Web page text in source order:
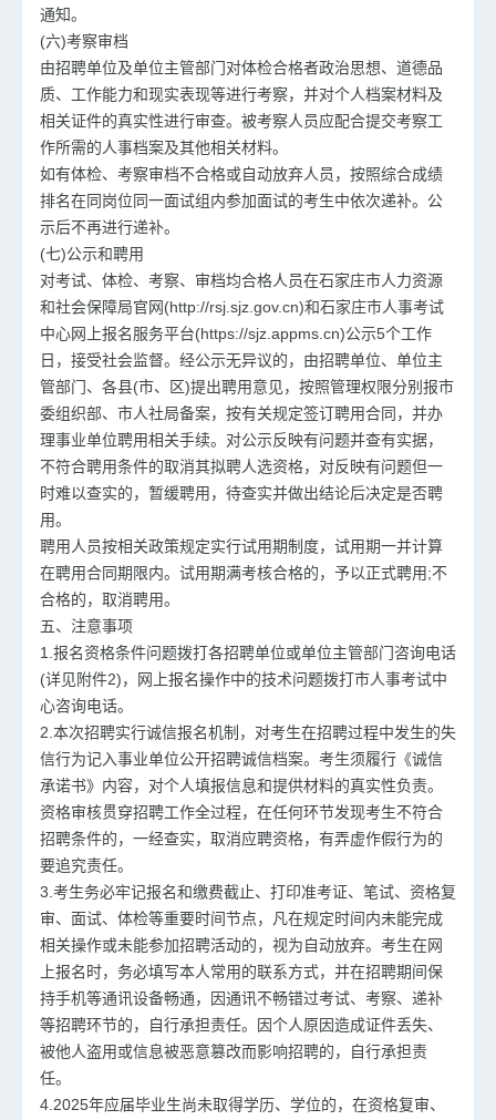
通知。
(六)考察审档
由招聘单位及单位主管部门对体检合格者政治思想、道德品
质、工作能力和现实表现等进行考察，并对个人档案材料及
相关证件的真实性进行审查。被考察人员应配合提交考察工
作所需的人事档案及其他相关材料。
如有体检、考察审档不合格或自动放弃人员，按照综合成绩
排名在同岗位同一面试组内参加面试的考生中依次递补。公
示后不再进行递补。
(七)公示和聘用
对考试、体检、考察、审档均合格人员在石家庄市人力资源
和社会保障局官网(http://rsj.sjz.gov.cn)和石家庄市人事考试
中心网上报名服务平台(https://sjz.appms.cn)公示5个工作
日，接受社会监督。经公示无异议的，由招聘单位、单位主
管部门、各县(市、区)提出聘用意见，按照管理权限分别报市
委组织部、市人社局备案，按有关规定签订聘用合同，并办
理事业单位聘用相关手续。对公示反映有问题并查有实据，
不符合聘用条件的取消其拟聘人选资格，对反映有问题但一
时难以查实的，暂缓聘用，待查实并做出结论后决定是否聘
用。
聘用人员按相关政策规定实行试用期制度，试用期一并计算
在聘用合同期限内。试用期满考核合格的，予以正式聘用;不
合格的，取消聘用。
五、注意事项
1.报名资格条件问题拨打各招聘单位或单位主管部门咨询电话
(详见附件2)，网上报名操作中的技术问题拨打市人事考试中
心咨询电话。
2.本次招聘实行诚信报名机制，对考生在招聘过程中发生的失
信行为记入事业单位公开招聘诚信档案。考生须履行《诚信
承诺书》内容，对个人填报信息和提供材料的真实性负责。
资格审核贯穿招聘工作全过程，在任何环节发现考生不符合
招聘条件的，一经查实，取消应聘资格，有弄虚作假行为的
要追究责任。
3.考生务必牢记报名和缴费截止、打印准考证、笔试、资格复
审、面试、体检等重要时间节点，凡在规定时间内未能完成
相关操作或未能参加招聘活动的，视为自动放弃。考生在网
上报名时，务必填写本人常用的联系方式，并在招聘期间保
持手机等通讯设备畅通，因通讯不畅错过考试、考察、递补
等招聘环节的，自行承担责任。因个人原因造成证件丢失、
被他人盗用或信息被恶意篡改而影响招聘的，自行承担责
任。
4.2025年应届毕业生尚未取得学历、学位的，在资格复审、